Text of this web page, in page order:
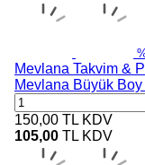
Mevlana Takvim &
Mevlana Büyük
150,00 TL KDV
105,00 TL KDV